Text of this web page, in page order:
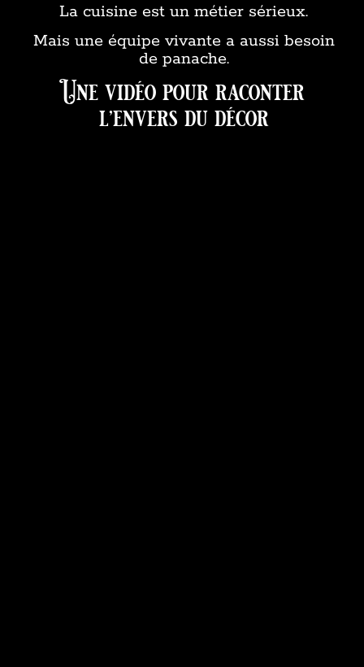
La cuisine est un métier sérieux.
Mais une équipe vivante a aussi besoin
de panache.
Une vidéo pour raconter
l’envers du décor